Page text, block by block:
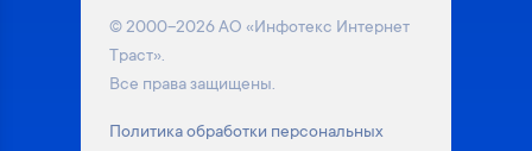
© 2000–2026 АО «Инфотекс Интернет
Траст».
Все права защищены.
Политика обработки персональных